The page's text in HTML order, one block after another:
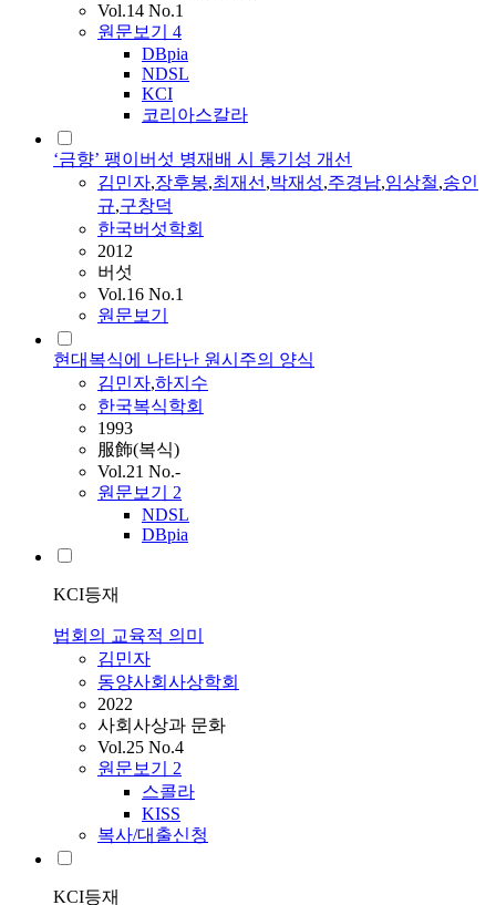
Vol.14 No.1
원문보기 4
DBpia
NDSL
KCI
코리아스칼라
‘금향’ 팽이버섯 병재배 시 통기성 개선
김민자,장후봉,최재선,박재성,주경남,임상철,송인
규,구창덕
한국버섯학회
2012
버섯
Vol.16 No.1
원문보기
현대복식에 나타난 원시주의 양식
김민자,하지수
한국복식학회
1993
服飾(복식)
Vol.21 No.-
원문보기 2
NDSL
DBpia
KCI등재
법회의 교육적 의미
김민자
동양사회사상학회
2022
사회사상과 문화
Vol.25 No.4
원문보기 2
스콜라
KISS
복사/대출신청
KCI등재